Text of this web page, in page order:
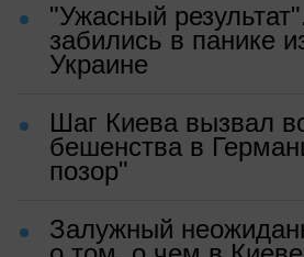
"Ужасный
забились в панике
Украине
Шаг Киева вызвал
бешенства в
позор"
Залужный